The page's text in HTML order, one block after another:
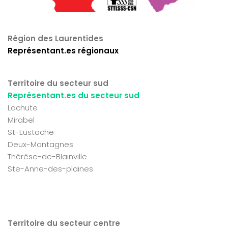
Région des Laurentides
Représentant.es régionaux
Territoire du secteur sud
Représentant.es du secteur sud
Lachute
Mirabel
St-Eustache
Deux-Montagnes
Thérèse-de-Blainville
Ste-Anne-des-plaines
Territoire du secteur centre